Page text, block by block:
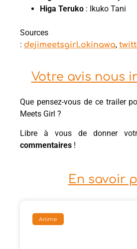
Higa Teruko : Ikuko Tani
Sources
: dejimeetsgirl.okinawa,
Votre avis nous
Que pensez-vous de ce trailer
Meets Girl ?
Libre à vous de donner
commentaires !
En savoir
Anime